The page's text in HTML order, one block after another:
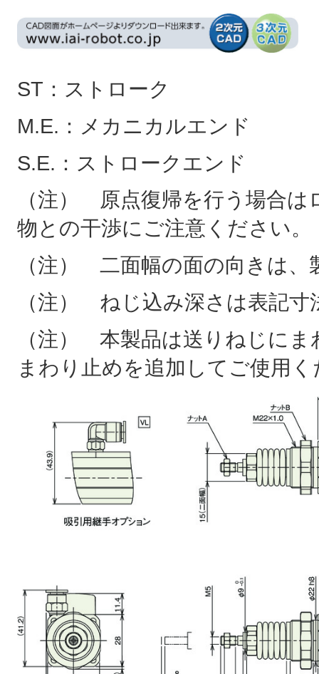
ST：ストローク
M.E.：メカニカルエンド
S.E.：ストロークエンド
（注） 原点復帰を行う場合
物との干渉にご注意ください。
（注） 二面幅の面の向きは、
（注） ねじ込み深さは表記寸
（注） 本製品は送りねじに
まわり止めを追加してご使用